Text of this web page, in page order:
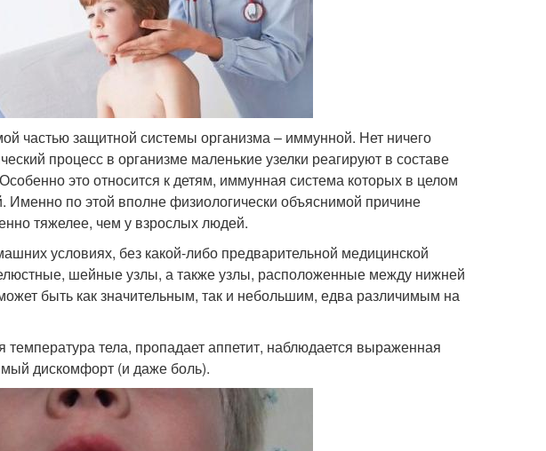
частью защитной системы организма – иммунной. Нет ничего
процесс в организме маленькие узелки реагируют в составе
это относится к детям, иммунная система которых в целом
Именно по этой вполне физиологически объяснимой причине
тяжелее, чем у взрослых людей.
условиях, без какой-либо предварительной медицинской
шейные узлы, а также узлы, расположенные между нижней
быть как значительным, так и небольшим, едва различимым на
температура тела, пропадает аппетит, наблюдается выраженная
дискомфорт (и даже боль).